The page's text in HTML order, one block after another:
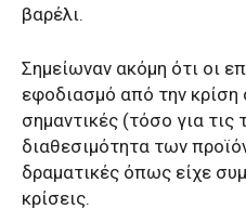
βαρέλι.
Σημείωναν ακόμη ότι οι
εφοδιασμό από την κρίση
σημαντικές (τόσο για τις
διαθεσιμότητα των
δραματικές όπως είχε
κρίσεις.